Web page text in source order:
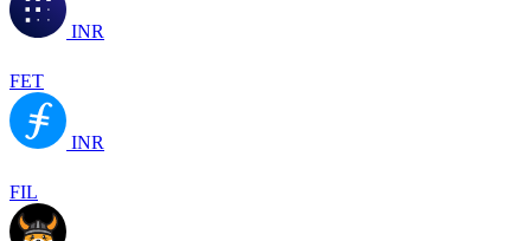
INR
FET
INR
FIL